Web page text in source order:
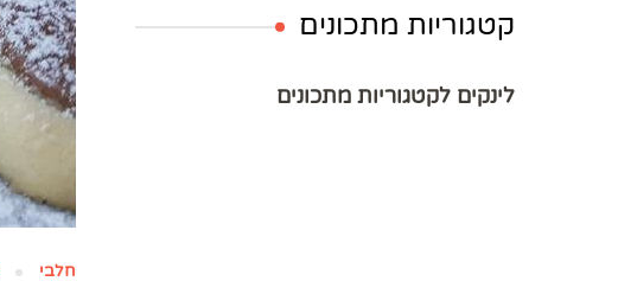
חלבי
קטגוריות מתכונים
לינקים לקטגוריות מתכונים